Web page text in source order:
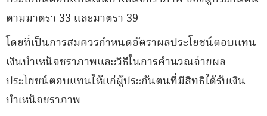
ตามมาตรา 33 และมาตรา 39
โดยที่เป็นการสมควรกำหนดอัตราผลประโยชน์ตอบแทน
เงินบำเหน็จชราภาพและวิธีในการคำนวณจ่ายผล
ประโยชน์ตอบแทนให้แก่ผู้ประกันตนที่มีสิทธิได้รับเงิน
บำเหน็จชราภาพ